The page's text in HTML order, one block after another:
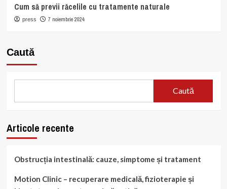
Cum să previi răcelile cu tratamente naturale
press 7 noiembrie 2024
Caută
Caută
Articole recente
Obstrucția intestinală: cauze, simptome și tratament
Motion Clinic – recuperare medicală, fizioterapie și